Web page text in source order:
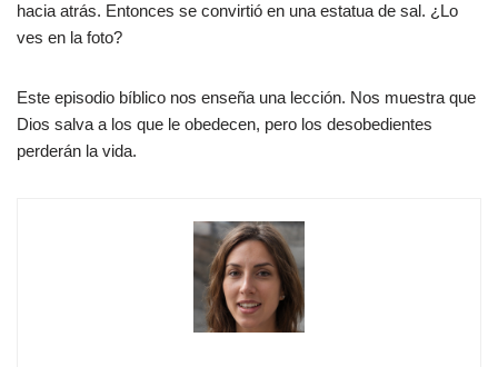
hacia atrás. Entonces se convirtió en una estatua de sal. ¿Lo
ves en la foto?
Este episodio bíblico nos enseña una lección. Nos muestra que
Dios salva a los que le obedecen, pero los desobedientes
perderán la vida.